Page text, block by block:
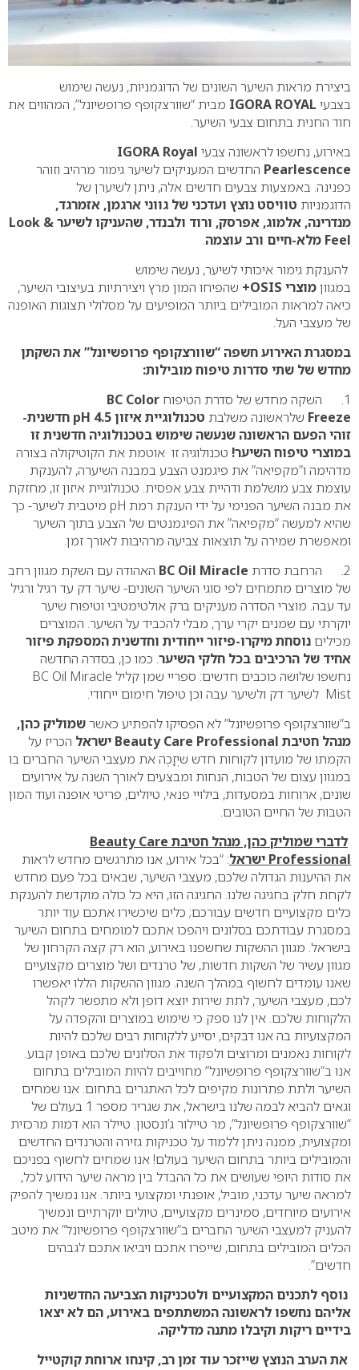
ביצירת מראות השיער השונים של הדוגמניות, נעשה שימוש
בצבעי IGORA ROYAL מבית “שוורצקופף פרופשיונל”, המהווים את
חוד החנית בתחום צבעי השיער.
באירוע, נחשפו לראשונה צבעי IGORA Royal
Pearlescence החדשים המעניקים לשיער גימור מרהיב וזוהר
כפנינה. באמצעות צבעים חדשים אלה, ניתן לשיערן של
הדוגמניות טוויסט נוצץ ועדכני של גווני ארגמן, אזמרגד,
מנדרינה, אלמוג, אפרסק, ורוד ולבנדר, שהעניקו לשיער Look &
Feel מלא-חיים ורב עוצמה
.
להענקת גימור איכותי לשיער, נעשה שימוש
במגווןמוצרי OSIS+
שהפיחו המון מרץ ויצירתיות בעיצובי השיער,
כיאה למראות המובילים ביותר המופיעים על מסלולי תצוגות האופנה
של מעצבי העל.
במסגרת האירוע חשפה “שוורצקופף פרופשיונל” את השקתן
מחדש של שתי סדרות טיפוח מובילות:
1. השקה מחדש של סדרת הטיפוח
BC Color
Freeze שלראשונה משלבת
טכנולוגיית איזון pH 4.5 חדשנית-
זוהי הפעם הראשונה שנעשה שימוש בטכנולוגיה חדשנית זו
במוצרי טיפוח השיער! טכנולוגיה זו אוטמת את הקוטיקולה בצורה
מדהימה ו”מקפיאה” את פיגמנט הצבע במבנה השיערה, להענקת
עוצמת צבע מושלמת ודהיית צבע אפסית. טכנולוגיית איזון זו, מחזקת
את מבנה השיער הפנימי על ידי הענקת רמת pH מיטבית לשיער- כך
שהיא למעשה “מקפיאה” את הפיגמנטים של הצבע בתוך השיער
ומאפשרת שמירה על תוצאות צביעה מרהיבות לאורך זמן.
2. הרחבת סדרת
BC Oil Miracle האהודה עם השקת מגוון רחב
של מוצרים מתמחים לפי סוגי השיער השונים- שיער דק עד רגיל ורגיל
עד עבה. מוצרי הסדרה מעניקים ברק אולטימטיבי וטיפוח שיער
יוקרתי עם שמנים יקרי ערך, מבלי להכביד על השיער. המוצרים
מכילים נוסחת מיקרו-פיזור ייחודית וחדשנית המספקת פיזור
אחיד של הרכיבים בכל חלקי השיער. כמו כן, בסדרה החדשה
נחשפו שלושה כוכבים חדשים: ספריי שמן קליל BC Oil Miracle
Mist לשיער דק ולשיער עבה וכן טיפול חימום ייחודי.
ב”שוורצקופף פרופשיונל” לא הפסיקו להפתיע כאשרשמוליק כהן,
מנהל חטיבת Beauty Care Professional ישראל
הכריז על
הקמתו של מועדון לקוחות חדש שיְזָכֶה את מעצבי השיער החברים בו
במגוון עצום של הטבות, הנחות ומבצעים לאורך השנה על אירועים
שונים, ארוחות במסעדות, בילויי פנאי, טיולים, פריטי אופנה ועוד המון
הטבות של החיים הטובים.
לדברי שמוליק כהן, מנהל חטיבת Beauty Care
Professional ישראל
: “בכל אירוע, אנו מתרגשים מחדש לראות
את ההיענות הגדולה שלכם, מעצבי השיער, שבאים בכל פעם מחדש
לקחת חלק בחגיגה שלנו. החגיגה הזו, היא כל כולה מוקדשת להענקת
כלים מקצועיים חדשים עבורכם; כלים שיכשירו אתכם עוד יותר
במסגרת עבודתכם בסלונים ויהפכו אתכם למומחים בתחום השיער
בישראל. מגוון ההשקות שחשפנו באירוע, הוא רק קצה הקרחון של
מגוון עשיר של השקות חדשות, של טרנדים ושל מוצרים מקצועיים
שאנו עומדים לחשוף במהלך השנה. מגוון ההשקות הללו יאפשרו
לכם, מעצבי השיער, לתת שירות יוצא דופן ולא מתפשר לקהל
הלקוחות שלכם. אין לנו ספק כי שימוש במוצרים והקפדה על
המקצועיות בה אנו דבקים, יסייע ללקוחות רבים שלכם להיות
לקוחות נאמנים ומרוצים ולפקוד את הסלונים שלכם באופן קבוע.
אנו ב”שוורצקופף פרופשיונל” מחוייבים להיות המובילים בתחום
השיער ולתת פתרונות מקיפים לכל האתגרים בתחום. אנו שמחים
וגאים להביא לבמה שלנו בישראל, את שגריר מספר 1 בעולם של
“שוורצקופף פרופשיונל”, מר טיילור ג’ונסטון. טיילר הוא דמות מרכזית
ומקצועית, ממנה ניתן ללמוד על טכניקות גזירה והטרנדים החדשים
והמובילים ביותר בתחום השיער בעולם! אנו שמחים לחשוף בפניכם
את סודות היופי שעושים את כל ההבדל בין מראה שיער הידוע לכל,
למראה שיער עדכני, מוביל, אופנתי ומקצועי ביותר. אנו נמשיך להפיק
אירועים מיוחדים, סמינרים מקצועיים, טיולים יוקרתיים ונמשיך
להעניק למעצבי השיער החברים ב”שוורצקופף פרופשיונל” את מיטב
הכלים המובילים בתחום, שייפרו אתכם ויביאו אתכם לגבהים
חדשים”.
נוסף לתכנים המקצועיים ולטכניקות הצביעה החדשניות
אליהם נחשפו לראשונה המשתתפים באירוע, הם לא יצאו
בידיים ריקות וקיבלו מתנה מדליקה.
את הערב הנוצץ שייזכר עוד זמן רב, קינחו ארוחת קוקטייל